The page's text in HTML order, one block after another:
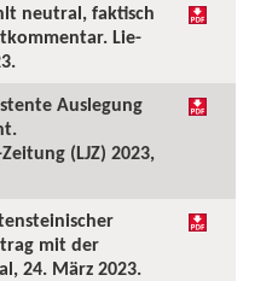
neutral, faktisch
Lie-
Auslegung
(LJZ) 2023,
mit der
24. März 2023.